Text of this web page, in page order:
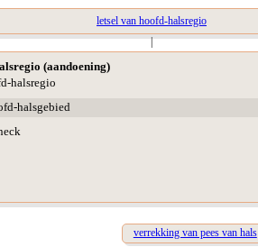
letsel van hoofd-halsregio
|
(aandoening)
halsregio
halsgebied
verrekking van pees van hals